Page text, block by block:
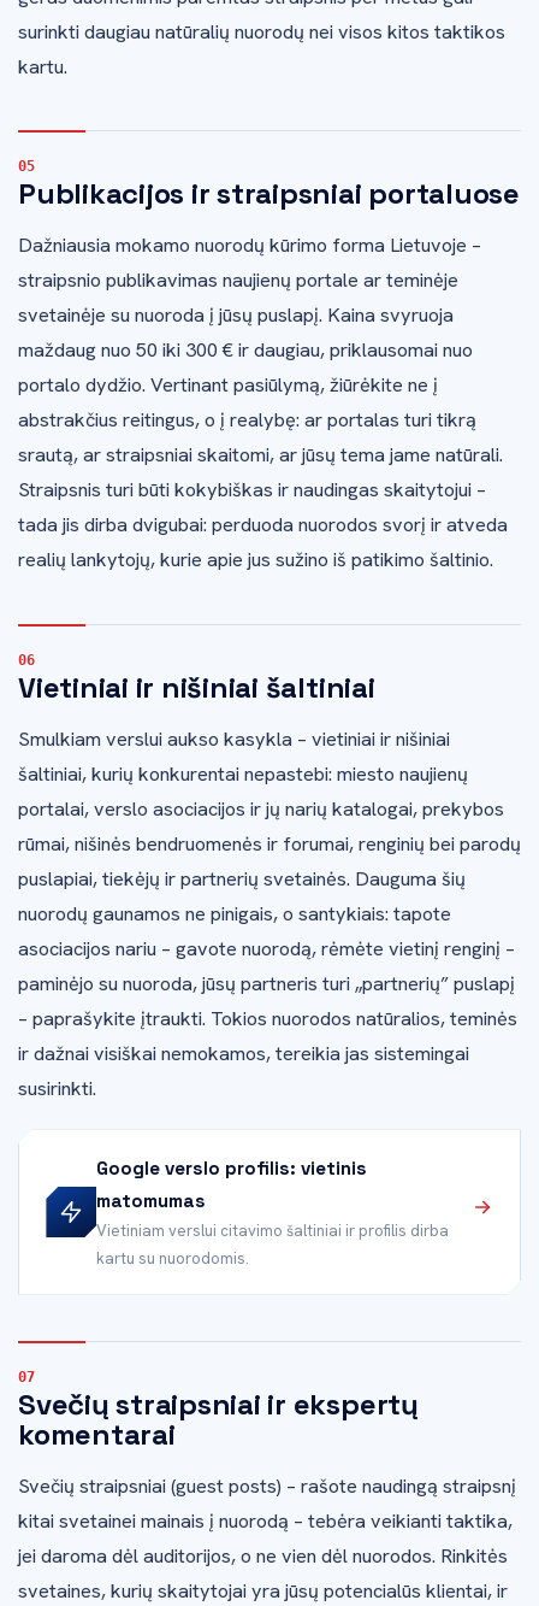
surinkti daugiau natūralių nuorodų nei visos kitos taktikos
kartu.
Publikacijos ir straipsniai portaluose
Dažniausia mokamo nuorodų kūrimo forma Lietuvoje –
straipsnio publikavimas naujienų portale ar teminėje
svetainėje su nuoroda į jūsų puslapį. Kaina svyruoja
maždaug nuo 50 iki 300 € ir daugiau, priklausomai nuo
portalo dydžio. Vertinant pasiūlymą, žiūrėkite ne į
abstrakčius reitingus, o į realybę: ar portalas turi tikrą
srautą, ar straipsniai skaitomi, ar jūsų tema jame natūrali.
Straipsnis turi būti kokybiškas ir naudingas skaitytojui –
tada jis dirba dvigubai: perduoda nuorodos svorį ir atveda
realių lankytojų, kurie apie jus sužino iš patikimo šaltinio.
Vietiniai ir nišiniai šaltiniai
Smulkiam verslui aukso kasykla – vietiniai ir nišiniai
šaltiniai, kurių konkurentai nepastebi: miesto naujienų
portalai, verslo asociacijos ir jų narių katalogai, prekybos
rūmai, nišinės bendruomenės ir forumai, renginių bei parodų
puslapiai, tiekėjų ir partnerių svetainės. Dauguma šių
nuorodų gaunamos ne pinigais, o santykiais: tapote
asociacijos nariu – gavote nuorodą, rėmėte vietinį renginį –
paminėjo su nuoroda, jūsų partneris turi „partnerių” puslapį
– paprašykite įtraukti. Tokios nuorodos natūralios, teminės
ir dažnai visiškai nemokamos, tereikia jas sistemingai
susirinkti.
Google verslo profilis: vietinis
matomumas
Vietiniam verslui citavimo šaltiniai ir profilis dirba
kartu su nuorodomis.
Svečių straipsniai ir ekspertų
komentarai
Svečių straipsniai (guest posts) – rašote naudingą straipsnį
kitai svetainei mainais į nuorodą – tebėra veikianti taktika,
jei daroma dėl auditorijos, o ne vien dėl nuorodos. Rinkitės
svetaines, kurių skaitytojai yra jūsų potencialūs klientai, ir